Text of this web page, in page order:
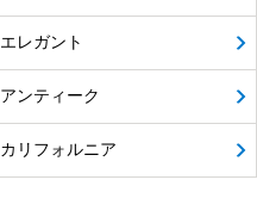
エレガント
アンティーク
カリフォルニア